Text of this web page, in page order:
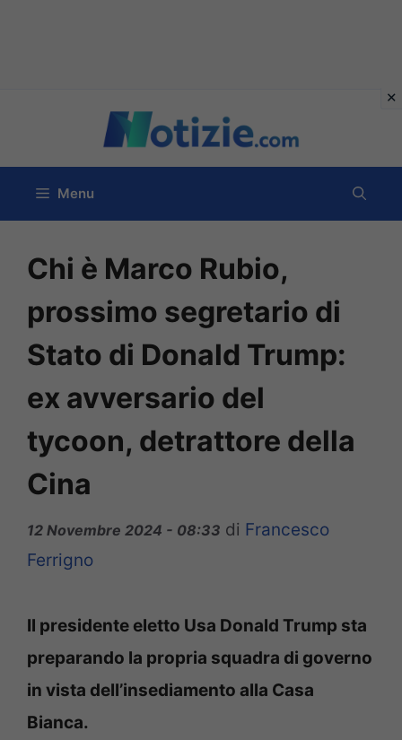
contenuto
Menu
Chi è Marco Rubio,
prossimo segretario di
Stato di Donald Trump:
ex avversario del
tycoon, detrattore della
Cina
12 Novembre 2024 - 08:33 di Francesco
Ferrigno
Il presidente eletto Usa Donald Trump sta
preparando la propria squadra di governo
in vista dell’insediamento alla Casa
Bianca.